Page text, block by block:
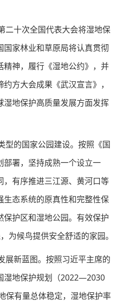
二十次全国代表大会将湿地保
家林业和草原局将认真贯彻
神，履行《湿地公约》，并
方大会成果《武汉宣言》，
地保护高质量发展方面发挥
型的国家公园建设。按照《国
部署，坚持成熟一个设立一
有序推进三江源、黄河口等
态系统的原真性和完整性保
护区和湿地公园。有效保护
为候鸟提供安全舒适的家园。
展新蓝图。按照习近平主席的
湿地保护规划（2022—2030
保有量总体稳定，湿地保护率